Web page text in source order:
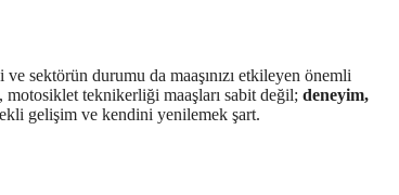
sektörün durumu da maaşınızı etkileyen önemli
motosiklet teknikerliği maaşları sabit değil; deneyim,
gelişim ve kendini yenilemek şart.